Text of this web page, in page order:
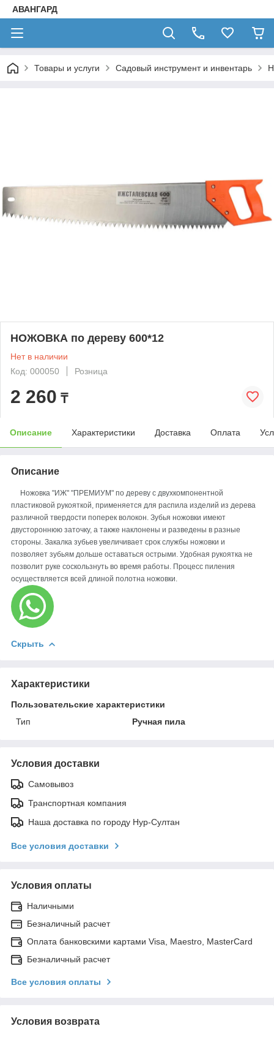
АВАНГАРД
Товары и услуги Садовый инструмент и инвентарь
НОЖОВКА по дереву 600*12
Нет в наличии
Код: 000050
Розница
2 260 ₸
Описание Характеристики Доставка Оплата
Описание
Ножовка "ИЖ" "ПРЕМИУМ" по дереву с двухкомпонентной
пластиковой рукояткой, применяется для распила изделий из дерева
различной твердости поперек волокон. Зубья ножовки имеют
двустороннюю заточку, а также наклонены и разведены в разные
стороны. Закалка зубьев увеличивает срок службы ножовки и
позволяет зубьям дольше оставаться острыми. Удобная рукоятка не
позволит руке соскользнуть во время работы. Процесс пиления
осуществляется всей длиной полотна ножовки.
Скрыть
Характеристики
Пользовательские характеристики
Тип
Ручная пила
Условия доставки
Самовывоз
Транспортная компания
Наша доставка по городу Нур-Султан
Все условия доставки
Условия оплаты
Наличными
Безналичный расчет
Оплата банковскими картами Visa, Maestro, MasterCard
Безналичный расчет
Все условия оплаты
Условия возврата